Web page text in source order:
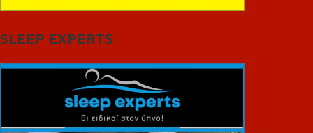
SLEEP EXPERTS